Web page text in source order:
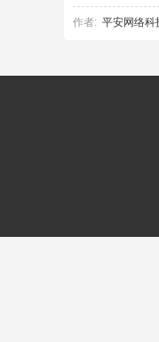
作者: 平安网络科